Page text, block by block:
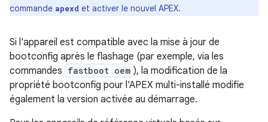
commande apexd et activer le nouvel APEX.
Si l'appareil est compatible avec la mise à jour de
bootconfig après le flashage (par exemple, via les
commandes fastboot oem ), la modification de la
propriété bootconfig pour l'APEX multi-installé modifie
également la version activée au démarrage.